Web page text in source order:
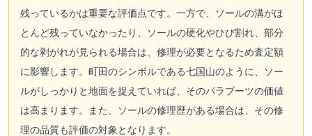
残っているかは重要な評価点です。一方で、ソールの溝がほ
とんど残っていなかったり、ソールの硬化やひび割れ、部分
的な剥がれが見られる場合は、修理が必要となるため査定額
に影響します。町田のシンボルである七国山のように、ソー
ルがしっかりと地面を捉えていれば、そのパラブーツの価値
は高まります。また、ソールの修理歴がある場合は、その修
理の品質も評価の対象となります。